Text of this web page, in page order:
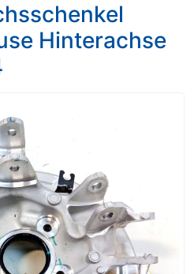
Hinterachse